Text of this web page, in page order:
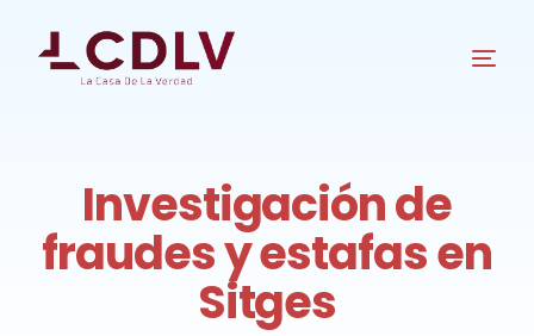
Investigación de
fraudes y estafas en
Sitges